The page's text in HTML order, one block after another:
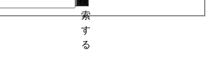
索
す
る